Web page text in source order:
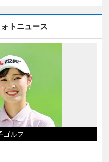
トニュース
ゴルフ